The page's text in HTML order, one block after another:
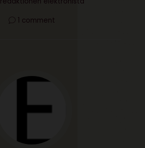
1 comment